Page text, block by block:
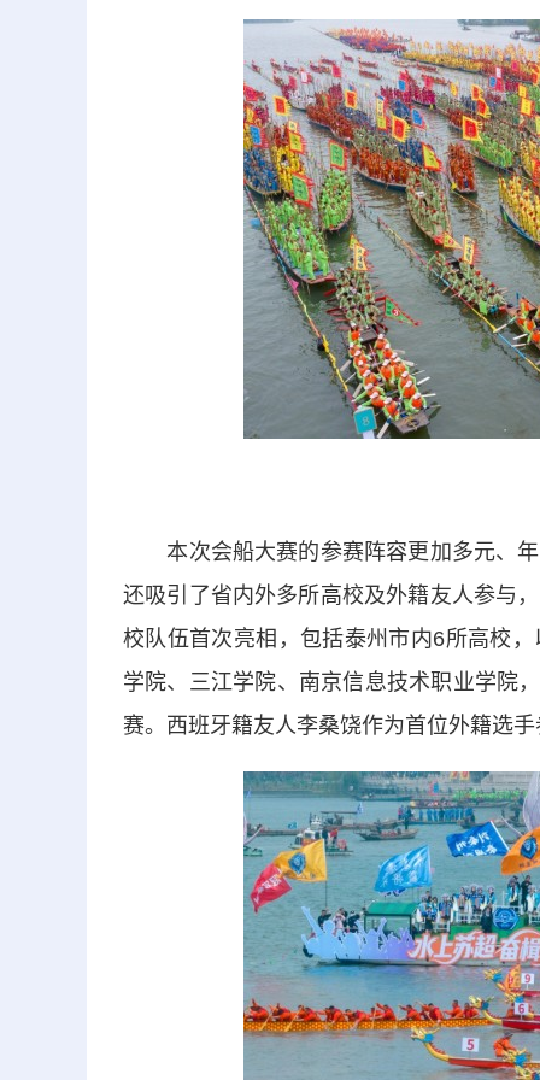
本次会船大赛的参赛阵容更加多元、年
还吸引了省内外多所高校及外籍友人参与
校队伍首次亮相，包括泰州市内6所高校
学院、三江学院、南京信息技术职业学院
赛。西班牙籍友人李桑饶作为首位外籍选